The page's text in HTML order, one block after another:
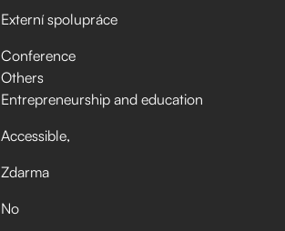
Externí spolupráce
Conference
Others
Entrepreneurship and education
Accessible
Zdarma
No